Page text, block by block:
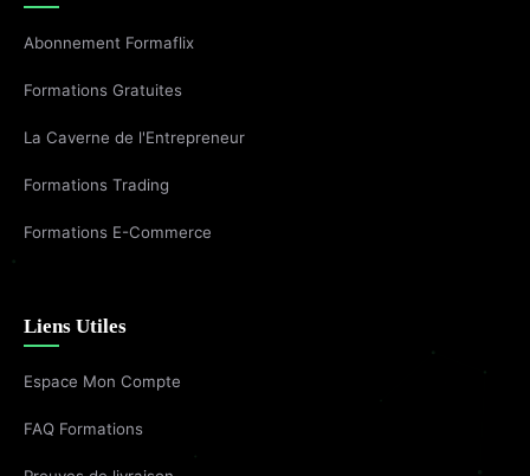
Abonnement Formaflix
Formations Gratuites
La Caverne de l'Entrepreneur
Formations Trading
Formations E-Commerce
Liens Utiles
Espace Mon Compte
FAQ Formations